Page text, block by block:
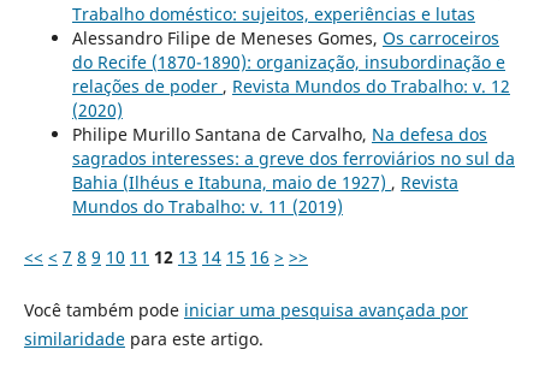
Trabalho doméstico: sujeitos, experiências e lutas
Alessandro Filipe de Meneses Gomes, Os carroceiros
do Recife (1870-1890): organização, insubordinação e
relações de poder , Revista Mundos do Trabalho: v. 12
(2020)
Philipe Murillo Santana de Carvalho, Na defesa dos
sagrados interesses: a greve dos ferroviários no sul da
Bahia (Ilhéus e Itabuna, maio de 1927) , Revista
Mundos do Trabalho: v. 11 (2019)
<< < 7 8 9 10 11 12 13 14 15 16 > >>
Você também pode iniciar uma pesquisa avançada por
similaridadepara este artigo.